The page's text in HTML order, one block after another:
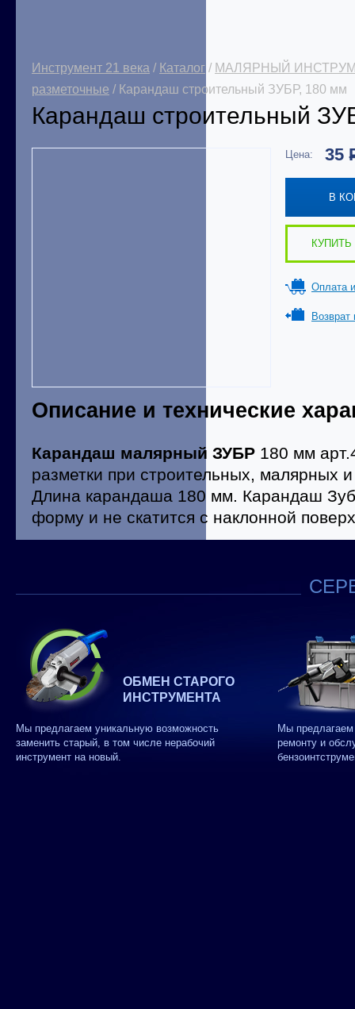
Инструмент 21 века / Каталог / МАЛЯРНЫЙ
разметочные / Карандаш строительный ЗУБР, 180 мм
Карандаш строительный
Цена: 35
В
КУПИТЬ
Оплата
Возврат
Описание и технические
Карандаш малярный ЗУБР 180 мм
разметки при строительных, малярных
Длина карандаша 180 мм. Карандаш
форму и не скатится с наклонной
ОБМЕН СТАРОГО
ИНСТРУМЕНТА
Мы предлагаем уникальную возможность
заменить старый, в том числе нерабочий
инструмент на новый.
Мы
ремонту и